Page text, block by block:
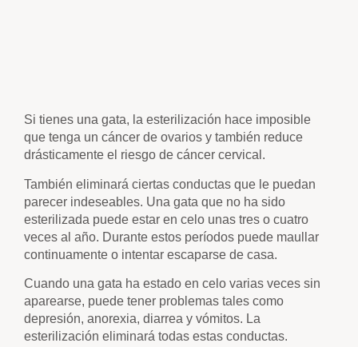
Si tienes una gata, la esterilización hace imposible
que tenga un cáncer de ovarios y también reduce
drásticamente el riesgo de cáncer cervical.
También eliminará ciertas conductas que le puedan
parecer indeseables. Una gata que no ha sido
esterilizada puede estar en celo unas tres o cuatro
veces al año. Durante estos períodos puede maullar
continuamente o intentar escaparse de casa.
Cuando una gata ha estado en celo varias veces sin
aparearse, puede tener problemas tales como
depresión, anorexia, diarrea y vómitos. La
esterilización eliminará todas estas conductas.